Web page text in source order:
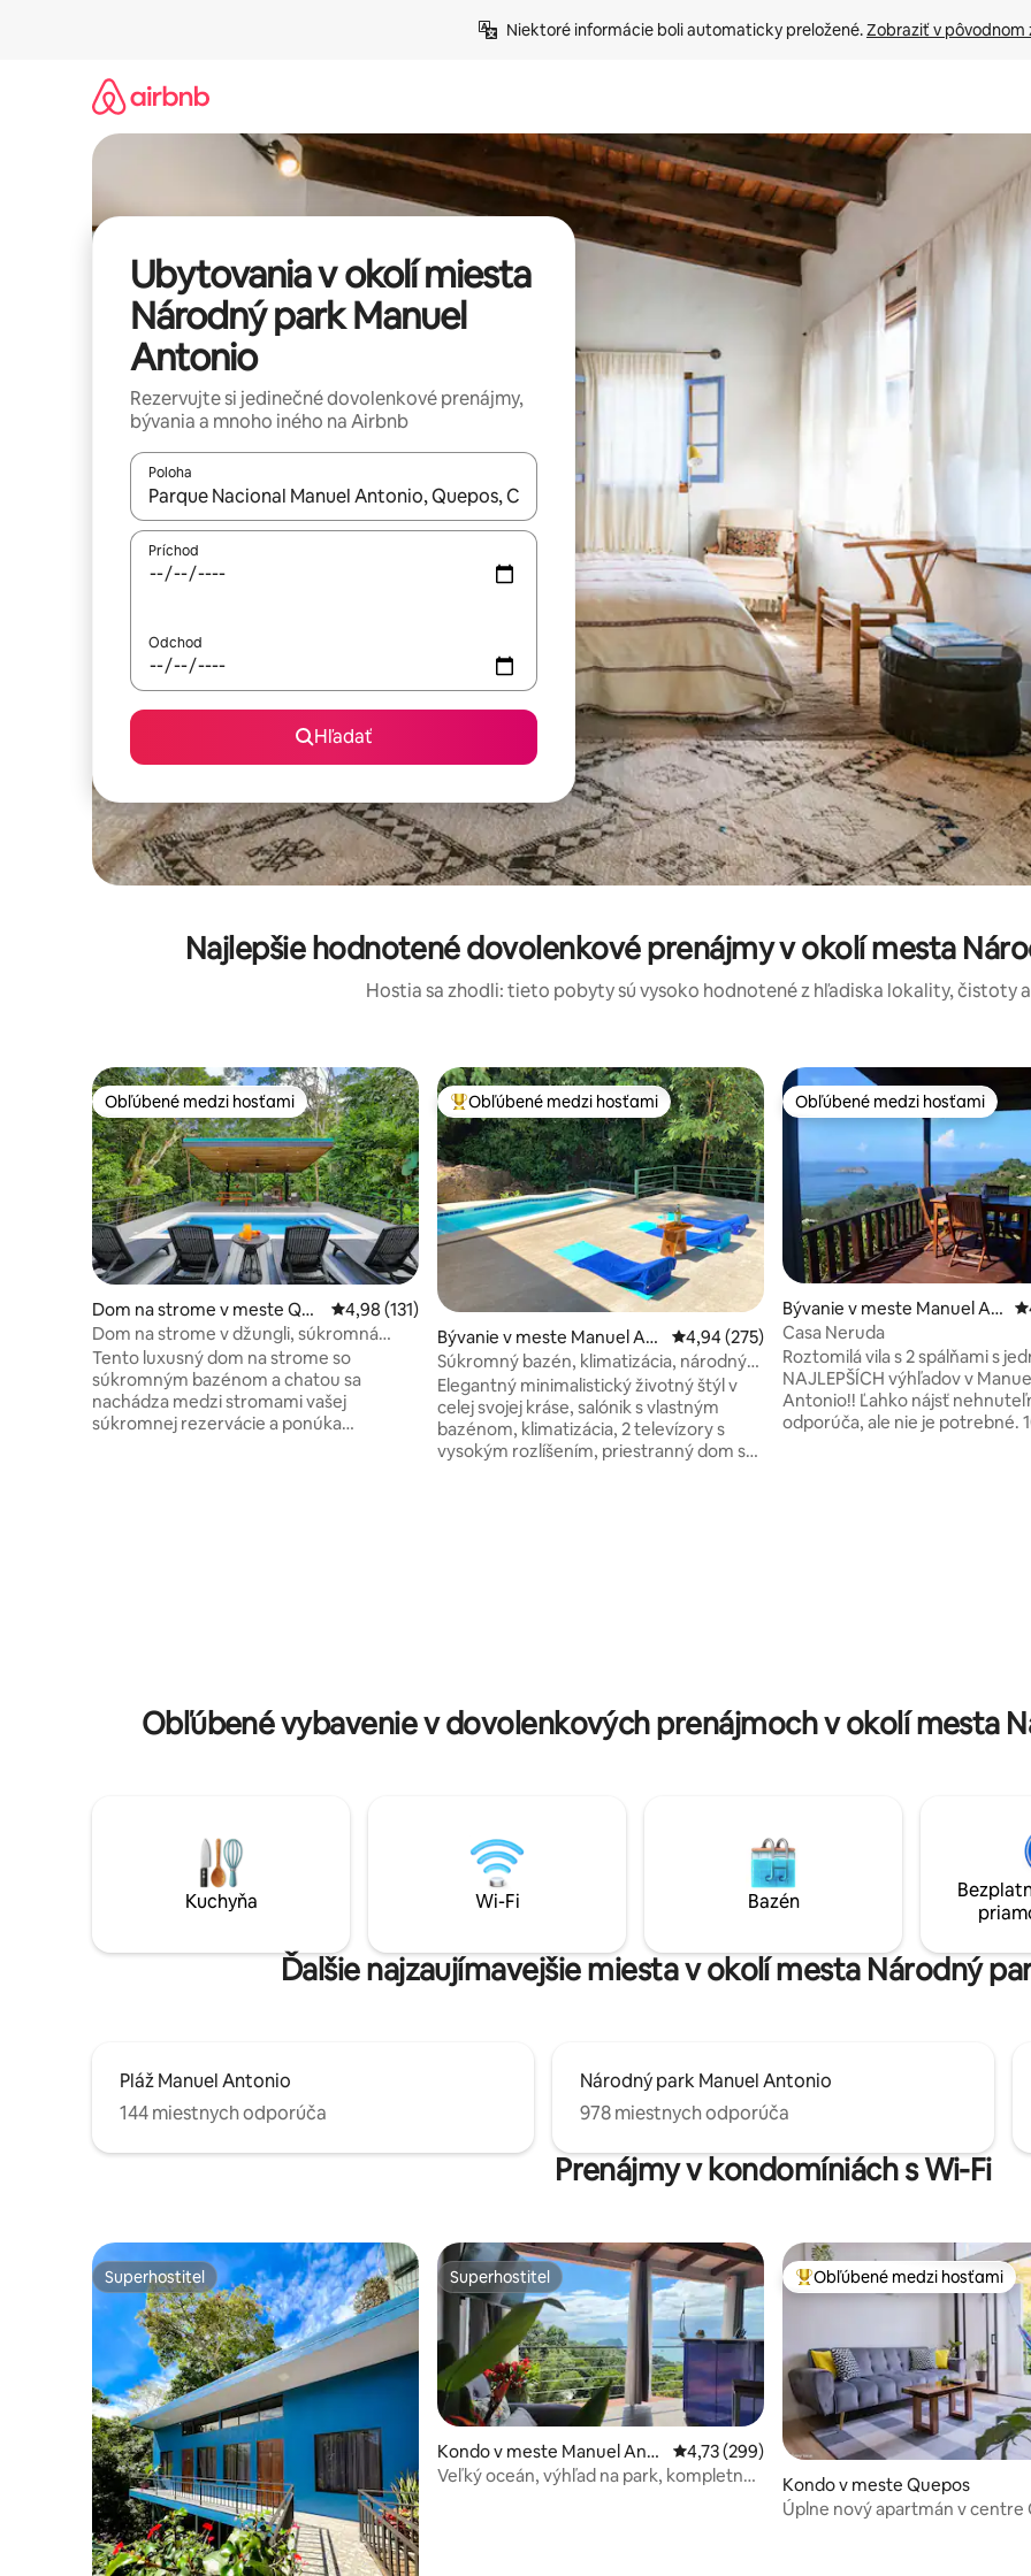
Niektoré informácie boli automaticky preložené. Zobraziť v pôvodnom
Ubytovania v okolí miesta
Národný park Manuel
Antonio
Rezervujte si jedinečné dovolenkové prenájmy,
bývania a mnoho iného na Airbnb
Poloha
Keď budú výsledky k dispozícii, môžete si ich prechádzať pomocou klávesov so šípkami nahor a nadol alebo ich
Príchod
Odchod
Hľadať
Najlepšie hodnotené dovolenkové prenájmy v okolí mesta
Hostia sa zhodli: tieto pobyty sú vysoko hodnotené z hľadiska lokality, čistoty
Obľúbené medzi hosťami
Obľúbené medzi hosťami
Dom na strome v meste Que
pos
Priemerné ohodnotenie 4,98 z 5, počet hodnotení: 131
4,98 (131)
Dom na strome v džungli, súkromná
rezervácia, 5 minút od pláže
Tento luxusný dom na strome so
súkromným bazénom a chatou sa
nachádza medzi stromami vašej
súkromnej rezervácie a ponúka
pásovcov!
Najobľúbenejšie medzi hosťami
Obľúbené medzi hosťami
Bývanie v meste Manuel Ant
onio
Priemerné ohodnotenie 4,94 z 5, počet
4,94 (275)
Súkromný bazén, klimatizácia, národný
park Manuel Antonio, nabíjanie
elektrických vozidiel, 3 lôžka
Elegantný minimalistický životný štýl v
celej svojej kráse, salónik s vlastným
bazénom, klimatizácia, 2 televízory s
vysokým rozlíšením, priestranný dom s
Obľúbené medzi hosťami
Obľúbené medzi hosťami
Bývanie v meste Manuel An
tonio
Casa Neruda
Roztomilá vila s 2 spálňami s
NAJLEPŠÍCH výhľadov v
Antonio!! Ľahko nájsť
odporúča, ale nie je potrebné.
Obľúbené vybavenie v dovolenkových prenájmoch v okolí mesta
Kuchyňa Wi-Fi Bazén
Ďalšie najzaujímavejšie miesta v okolí mesta Národný
Pláž Manuel Antonio
144 miestnych odporúča
Národný park Manuel Antonio
978 miestnych odporúča
Prenájmy v kondomíniách s Wi-Fi
Superhostiteľ
Superhostiteľ Superhostiteľ
Superhostiteľ
Kondo v meste Manuel Anto
nio
Priemerné ohodnotenie 4,73 z 5, počet
4,73 (299)
Veľký oceán, výhľad na park, kompletne
Najobľúbenejšie medzi hosťami
Obľúbené medzi hosťami
Kondo v meste Quepos
Úplne nový apartmán v centre